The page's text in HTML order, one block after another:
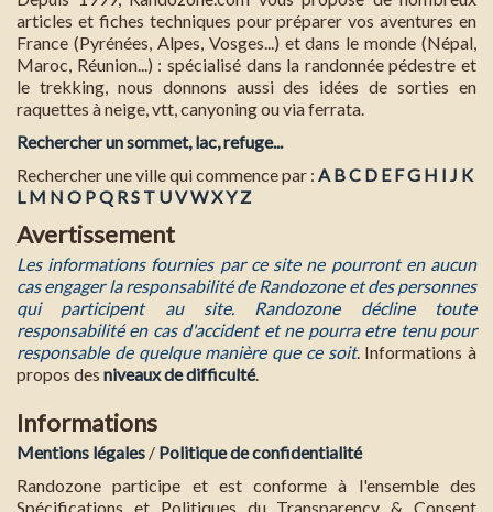
articles et fiches techniques pour préparer vos aventures en
France (Pyrénées, Alpes, Vosges...) et dans le monde (Népal,
Maroc, Réunion...) : spécialisé dans la randonnée pédestre et
le trekking, nous donnons aussi des idées de sorties en
raquettes à neige, vtt, canyoning ou via ferrata.
Rechercher un sommet, lac, refuge...
Rechercher une ville qui commence par : A BC D E FG H I J K
L M N O PQ RS T UVWXY Z
Avertissement
Les informations fournies par ce site ne pourront en aucun
cas engager la responsabilité de Randozone et des personnes
qui participent au site. Randozone décline toute
responsabilité en cas d'accident et ne pourra etre tenu pour
responsable de quelque manière que ce soit. Informations à
propos des niveaux de difficulté.
Informations
Mentions légales / Politique de confidentialité
Randozone participe et est conforme à l'ensemble des
Spécifications et Politiques du Transparency & Consent